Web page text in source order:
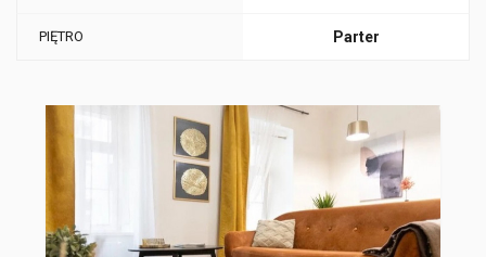
PIĘTRO Parter